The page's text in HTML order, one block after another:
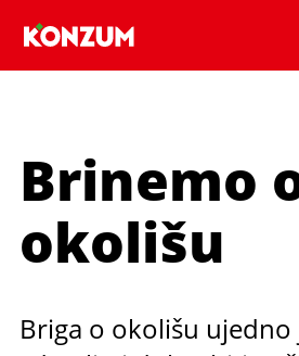
Brinemo
okolišu
Briga o okolišu ujedno